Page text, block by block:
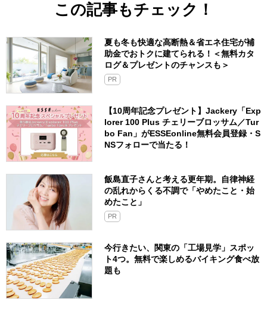
この記事もチェック！
夏も冬も快適な高断熱＆省エネ住宅が補
助金でおトクに建てられる！＜無料カタ
ログ＆プレゼントのチャンスも＞
PR
【10周年記念プレゼント】Jackery「Exp
lorer 100 Plus チェリーブロッサム／Tur
bo Fan」がESSEonline無料会員登録・S
NSフォローで当たる！
飯島直子さんと考える更年期。自律神経
の乱れからくる不調で「やめたこと・始
めたこと」
PR
今行きたい、関東の「工場見学」スポッ
ト4つ。無料で楽しめるバイキング食べ放
題も